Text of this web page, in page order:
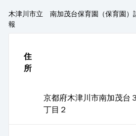
木津川市立 南加茂台保育園（保育園）
報
住
所
京都府木津川市南加茂台
丁目２